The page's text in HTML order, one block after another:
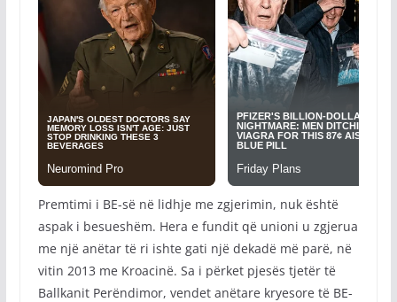
Premtimi i BE-së në lidhje me zgjerimin, nuk është
aspak i besueshëm. Hera e fundit që unioni u zgjerua
me një anëtar të ri ishte gati një dekadë më parë, në
vitin 2013 me Kroacinë. Sa i përket pjesës tjetër të
Ballkanit Perëndimor, vendet anëtare kryesore të BE-